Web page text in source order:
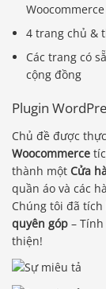
Woocommerce
4 trang chủ &
Các trang có
cộng đồng
Plugin
Chủ đề được
Woocommerce
thành một Cửa
quần áo và các
Chúng tôi đã
quyên góp –
thiện!